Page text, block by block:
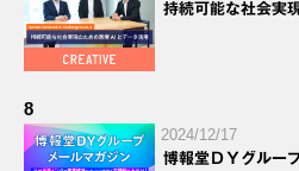
持続可能な社会実
8
2024/12/17
博報堂ＤＹグルー